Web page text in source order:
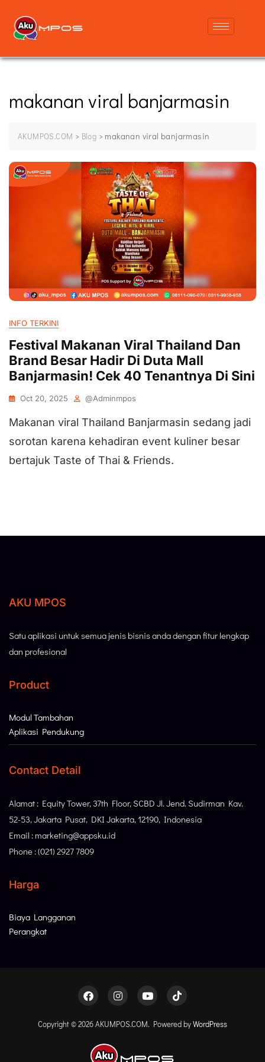
makanan viral banjarmasin
AKUMPOS.COM > Blog > makanan viral banjarmasin
INFO TERKINI
Festival Makanan Viral Thailand Dan
Brand Besar Hadir Di Duta Mall
Banjarmasin! Cek 40 Tenantnya Di Sini
Oct 20, 2025 @adminmpos
Makanan viral Thailand Banjarmasin sedang jadi
sorotan karena kehadiran event kuliner besar
bertajuk Taste of Thai & Friends.
AKU MPOS
Satu aplikasi untuk semua jenis bisnis anda dengan fitur lengkap
dan profesional
Product
Modul Tambahan
Aplikasi Pendukung
Contact Detail
Alamat : Equity Tower, 37th Floor, SCBD Jl. Jend. Sudirman Kav.
52-53, Jakarta Pusat, DKI Jakarta, 12190, Indonesia
Email : marketing@appsku.id
Phone : (021) 2927 7809
Harga
Biaya Langganan
Perangkat
Copyright © 2026 AKUMPOS.COM. Powered byWordPress